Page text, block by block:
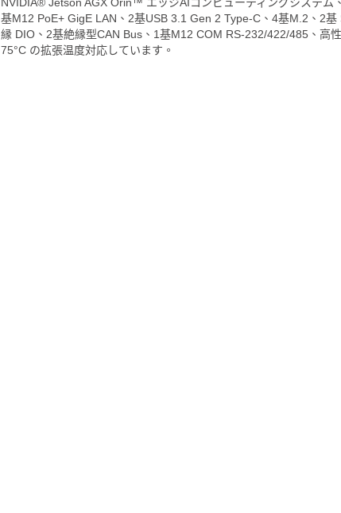
基M12 PoE+ GigE LAN、2基USB 3.1 Gen 2 Type-C、4基M.2、2
縁 DIO、2基絶縁型CAN Bus、1基M12 COM RS-232/422/485、高
75°C の拡張温度対応しています。